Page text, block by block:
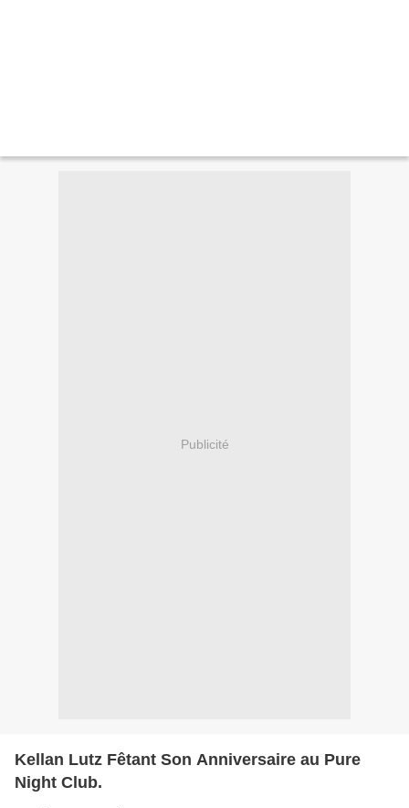
Publicité
Kellan Lutz Fêtant Son Anniversaire au Pure
Night Club.